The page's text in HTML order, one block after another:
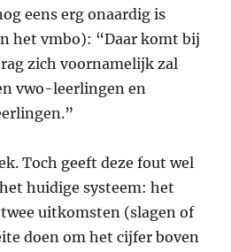
eens erg onaardig is
het vmbo): “Daar komt bij
zich voornamelijk zal
vwo-leerlingen en
Toch geeft deze fout wel
huidige systeem: het
uitkomsten (slagen of
doen om het cijfer boven